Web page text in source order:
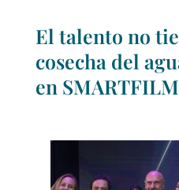
El talento no
cosecha del
en